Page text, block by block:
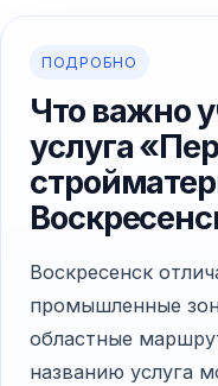
ПОДРОБНО
Что важно
услуга
Воскресенск
промышленные
областные
названию услуга